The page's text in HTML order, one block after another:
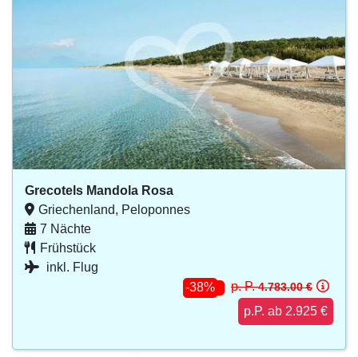
Grecotels Mandola Rosa
Griechenland, Peloponnes
7 Nächte
Frühstück
inkl. Flug
-38%
p. P.4.783.00 €
p.P. ab 2.925 €